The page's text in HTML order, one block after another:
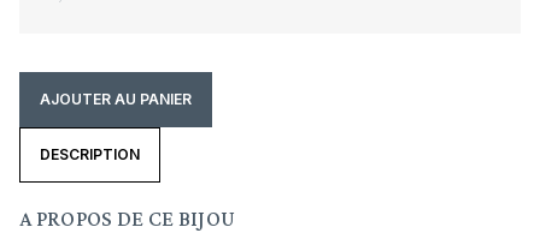
AJOUTER AU PANIER
DESCRIPTION
A PROPOS DE CE BIJOU